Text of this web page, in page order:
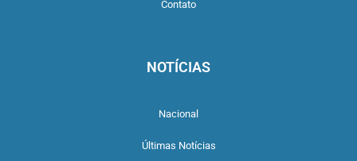
Contato
NOTÍCIAS
Nacional
Últimas Notícias